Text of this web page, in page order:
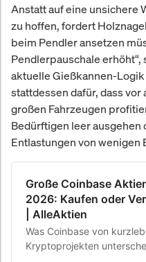
Anstatt auf eine unsichere
zu hoffen, fordert
beim Pendler ansetzen
Pendlerpauschale
aktuelle Gießkannen-
stattdessen dafür, dass
großen Fahrzeugen
Bedürftigen leer ausgehen
Entlastungen von wenigen
Große Coinbase
2026: Kaufen oder
| AlleAktien
Was Coinbase von
Kryptoprojekten